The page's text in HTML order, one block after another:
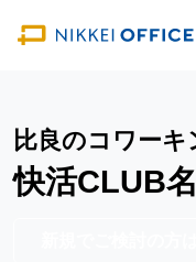
比良のコワー
快活CLUB